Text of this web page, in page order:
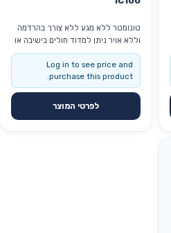
טונומטר ללא מגע ללא צורך בהרדמה
וללא אויר ניתן למדוד חולים בישיבה או
בעמידה קל לתפעול ושימוש
לפרטי המוצר
Log in to see price and
purchase this product.